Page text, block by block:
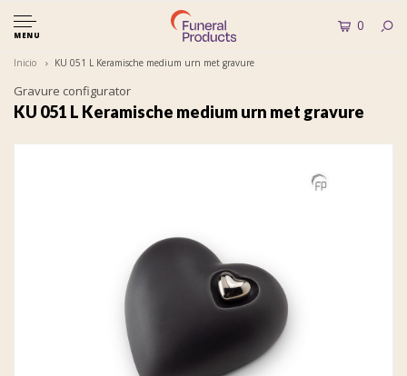
MENU
0
Inicio KU 051 L Keramische medium urn met gravure
Gravure configurator
KU 051 L Keramische medium urn met gravure